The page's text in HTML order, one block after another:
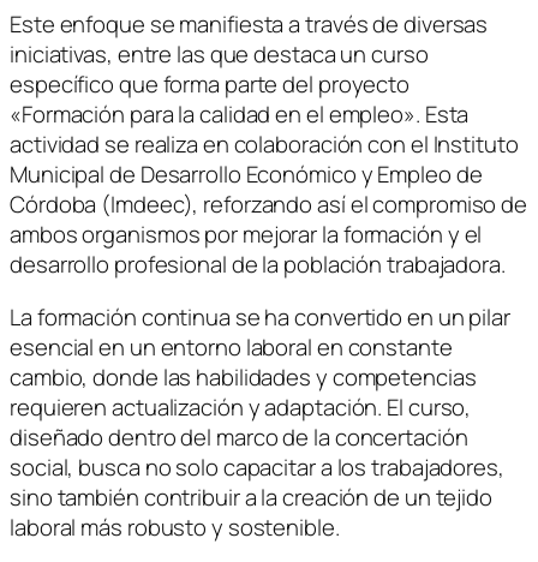
Este enfoque se manifiesta a través de diversas
iniciativas, entre las que destaca un curso
específico que forma parte del proyecto
«Formación para la calidad en el empleo». Esta
actividad se realiza en colaboración con el Instituto
Municipal de Desarrollo Económico y Empleo de
Córdoba (Imdeec), reforzando así el compromiso de
ambos organismos por mejorar la formación y el
desarrollo profesional de la población trabajadora.
La formación continua se ha convertido en un pilar
esencial en un entorno laboral en constante
cambio, donde las habilidades y competencias
requieren actualización y adaptación. El curso,
diseñado dentro del marco de la concertación
social, busca no solo capacitar a los trabajadores,
sino también contribuir a la creación de un tejido
laboral más robusto y sostenible.